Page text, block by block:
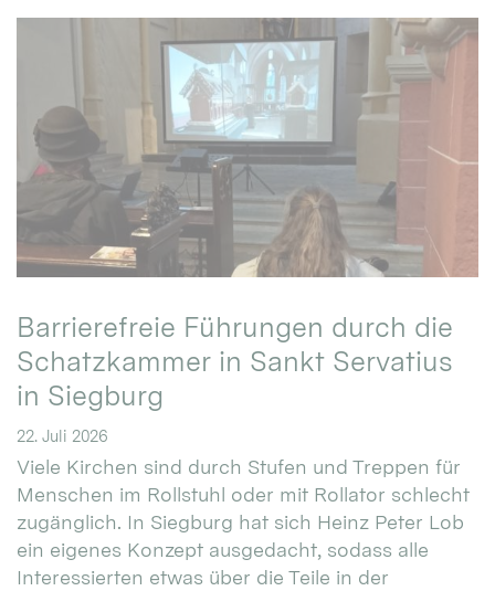
Barrierefreie Führungen durch die
Schatzkammer in Sankt Servatius
in Siegburg
22. Juli 2026
Viele Kirchen sind durch Stufen und Treppen für
Menschen im Rollstuhl oder mit Rollator schlecht
zugänglich. In Siegburg hat sich Heinz Peter Lob
ein eigenes Konzept ausgedacht, sodass alle
Interessierten etwas über die Teile in der